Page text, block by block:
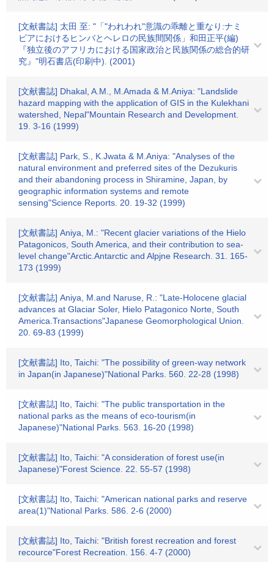
[文献書誌] 太田 至: "「"われわれ"意識の乖離と重なり:ナミ
ビアにおけるヒンバとヘレロの民族間関係」和田正平(編)
『独立後のアフリカにおける国家政治と民族関係の総合的研
究』"明石書店(印刷中). (2001)
[文献書誌] Dhakal, A.M., M.Amada & M.Aniya: "Landslide
hazard mapping with the application of GIS in the Kulekhani
watershed, Nepal"Mountain Research and Development.
19. 3-16 (1999)
[文献書誌] Park, S., K.Jwata & M.Aniya: "Analyses of the
natural environment and preferred sites of the Dezukuris
and their abandoning process in Shiramine, Japan, by
geographic information systems and remote
sensing"Science Reports. 20. 19-32 (1999)
[文献書誌] Aniya, M.: "Recent glacier variations of the Hielo
Patagonicos, South America, and their contribution to sea-
level change"Arctic.Antarctic and Alpjne Research. 31. 165-
173 (1999)
[文献書誌] Aniya, M.and Naruse, R.: "Late-Holocene glacial
advances at Glaciar Soler, Hielo Patagonico Norte, South
America.Transactions"Japanese Geomorphological Union.
20. 69-83 (1999)
[文献書誌] Ito, Taichi: "The possibility of green-way network
in Japan(in Japanese)"National Parks. 560. 22-28 (1998)
[文献書誌] Ito, Taichi: "The public transportation in the
national parks as the means of eco-tourism(in
Japanese)"National Parks. 563. 16-20 (1998)
[文献書誌] Ito, Taichi: "A consideration of forest use(in
Japanese)"Forest Science. 22. 55-57 (1998)
[文献書誌] Ito, Taichi: "American national parks and reserve
area(1)"National Parks. 586. 2-6 (2000)
[文献書誌] Ito, Taichi: "British forest recreation and forest
recource"Forest Recreation. 156. 4-7 (2000)